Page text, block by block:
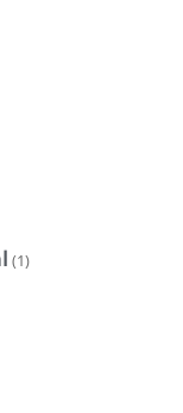
(1)